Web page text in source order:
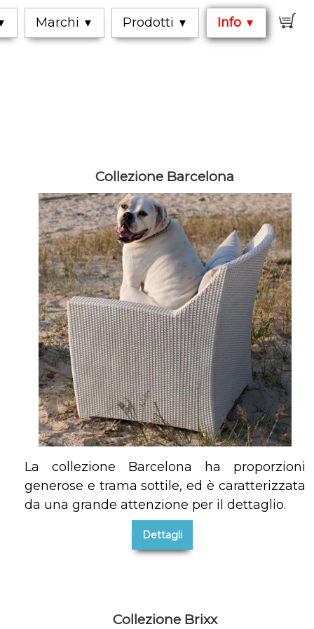
Marchi ▼ Prodotti ▼ Info ▼
Collezione Barcelona
La collezione Barcelona ha proporzioni
generose e trama sottile, ed è caratterizzata
da una grande attenzione per il dettaglio.
Dettagli
Collezione Brixx